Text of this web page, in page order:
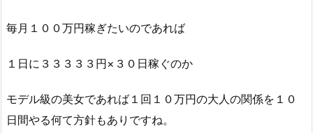
毎月１００万円稼ぎたいのであれば
１日に３３３３３円×３０日稼ぐのか
モデル級の美女であれば１回１０万円の大人の関係を１０
日間やる何て方針もありですね。